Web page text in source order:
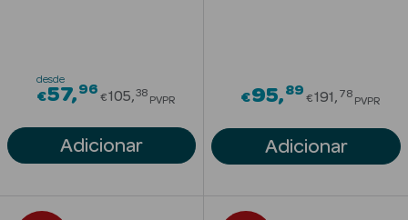
Protetores
Solares de
Rosto
Protetores
Corpo
desde
€57 96Price reduced from
€105 38
PVPR
Adicionar
€95 89Price
€191 78
PVPR
Adicionar